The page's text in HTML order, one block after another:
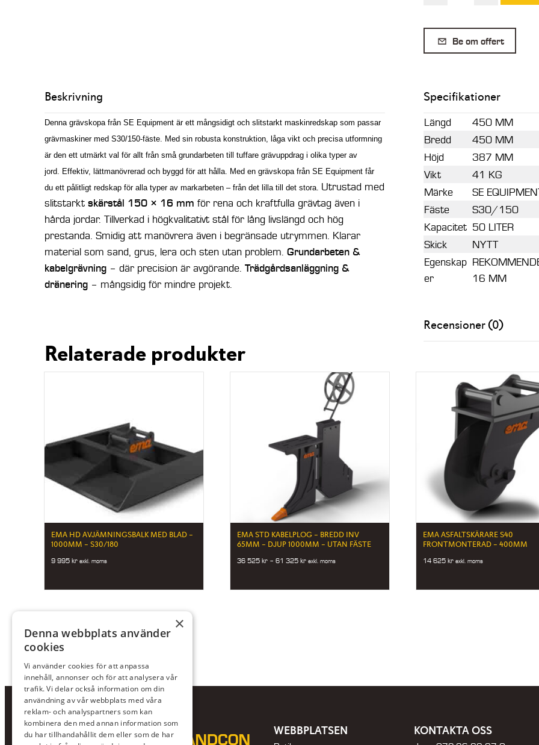
med
blad
450mm
mängd
Be om offert
Beskrivning
Denna grävskopa från SE Equipment är ett mångsidigt och slitstarkt maskinredskap som passar
grävmaskiner med S30/150-fäste. Med sin robusta konstruktion, låga vikt och precisa utformning
är den ett utmärkt val för allt från små grundarbeten till tuffare grävuppdrag i olika typer av
jord.
Effektiv, lättmanövrerad och byggd för att hålla. Med en grävskopa från SE Equipment får
du ett pålitligt redskap för alla typer av markarbeten – från det lilla till det stora. Utrustad med
slitstarkt skärstål 150 × 16 mm för rena och kraftfulla grävtag även i
hårda jordar. Tillverkad i högkvalitativt stål för lång livslängd och hög
prestanda. Smidig att manövrera även i begränsade utrymmen. Klarar
material som sand, grus, lera och sten utan problem.Grundarbeten &
kabelgrävning – där precision är avgörande.Trädgårdsanläggning &
dränering – mångsidig för mindre projekt.
Specifikationer
Längd
450 MM
Bredd
450 MM
Höjd
387 MM
Vikt
41 KG
Märke
SE
Fäste
S30/150
Kapacitet 50 LITER
Skick
NYTT
Egenskap
er
16 MM
Recensioner (0)
Relaterade produkter
EMA HD AVJÄMNINGSBALK MED BLAD –
1000MM – S30/180
9 995kr exkl. moms
EMA STD KABELPLOG – BREDD INV
65MM – DJUP 1000MM – UTAN FÄSTE
36 525kr – 61 325krPrice
525 kr
exkl. moms
EMA ASFALTSKÄRARE S40
FRONTMONTERAD – 400MM
14 625kr exkl. moms
WEBBPLATSEN KONTAKTA OSS
×
Denna webbplats använder
cookies
Vi använder cookies för att anpassa
innehåll, annonser och för att analysera vår
trafik. Vi delar också information om din
användning av vår webbplats med våra
reklam- och analyspartners som kan
kombinera den med annan information som
du har tillhandahållit dem eller som de har